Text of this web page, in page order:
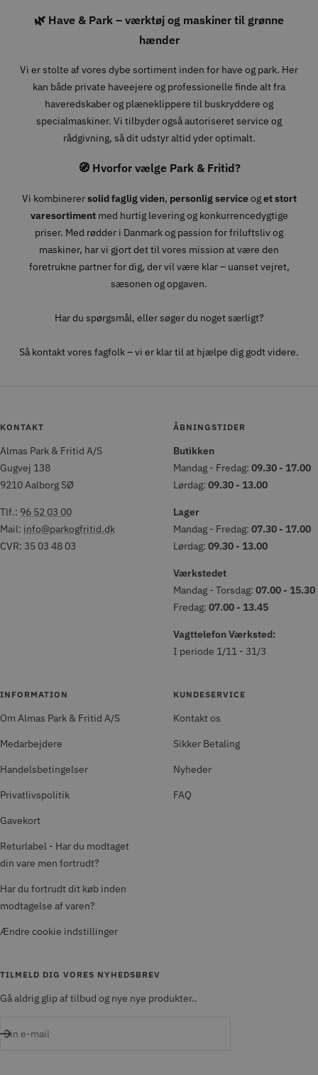
🌿 Have & Park – værktøj og maskiner til grønne
hænder
Vi er stolte af vores dybe sortiment inden for have og park. Her
kan både private haveejere og professionelle finde alt fra
haveredskaber og plæneklippere til buskryddere og
specialmaskiner. Vi tilbyder også autoriseret service og
rådgivning, så dit udstyr altid yder optimalt.
🧭 Hvorfor vælge Park & Fritid?
Vi kombinerersolid faglig viden, personlig serviceoget stort
varesortimentmed hurtig levering og konkurrencedygtige
priser. Med rødder i Danmark og passion for friluftsliv og
maskiner, har vi gjort det til vores mission at være den
foretrukne partner for dig, der vil være klar – uanset vejret,
sæsonen og opgaven.
Har du spørgsmål, eller søger du noget særligt?
Så kontakt vores fagfolk – vi er klar til at hjælpe dig godt videre.
KONTAKT
Almas Park & Fritid A/S
Gugvej 138
9210 Aalborg SØ
Tlf.: 96 52 03 00
Mail: info@parkogfritid.dk
CVR: 35 03 48 03
ÅBNINGSTIDER
Butikken
Mandag - Fredag: 09.30 - 17.00
Lørdag: 09.30 - 13.00
Lager
Mandag - Fredag: 07.30 - 17.00
Lørdag: 09.30 - 13.00
Værkstedet
Mandag - Torsdag: 07.00 - 15.30
Fredag: 07.00 - 13.45
Vagttelefon Værksted:
I periode 1/11 - 31/3
INFORMATION
Om Almas Park & Fritid A/S
Medarbejdere
Handelsbetingelser
Privatlivspolitik
Gavekort
Returlabel - Har du modtaget
din vare men fortrudt?
Har du fortrudt dit køb inden
modtagelse af varen?
Ændre cookie indstillinger
KUNDESERVICE
Kontakt os
Sikker Betaling
Nyheder
FAQ
TILMELD DIG VORES NYHEDSBREV
Gå aldrig glip af tilbud og nye nye produkter..
Din e-mail